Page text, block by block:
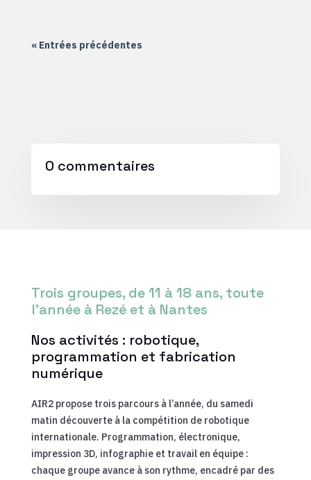
« Entrées précédentes
0 commentaires
Trois groupes, de 11 à 18 ans, toute
l’année à Rezé et à Nantes
Nos activités : robotique,
programmation et fabrication
numérique
AIR2 propose trois parcours à l’année, du samedi
matin découverte à la compétition de robotique
internationale. Programmation, électronique,
impression 3D, infographie et travail en équipe :
chaque groupe avance à son rythme, encadré par des